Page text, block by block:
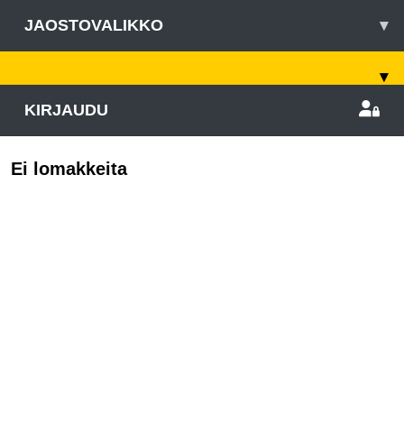
JAOSTOVALIKKO ▾
▾
KIRJAUDU
Ei lomakkeita